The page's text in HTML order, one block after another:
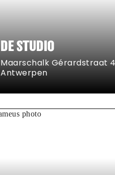
DE STUDIO
Maarschalk Gérardstraat
Antwerpen